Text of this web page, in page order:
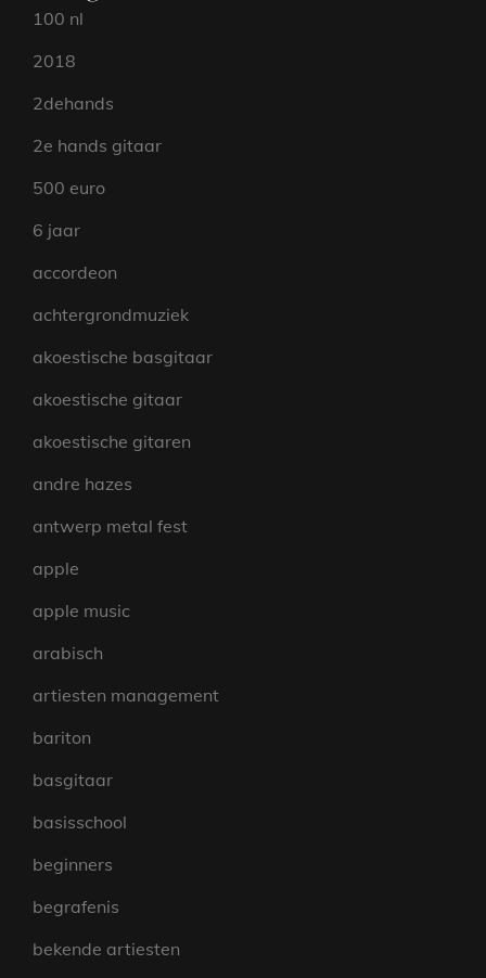
100 nl
2018
2dehands
2e hands gitaar
500 euro
6 jaar
accordeon
achtergrondmuziek
akoestische basgitaar
akoestische gitaar
akoestische gitaren
andre hazes
antwerp metal fest
apple
apple music
arabisch
artiesten management
bariton
basgitaar
basisschool
beginners
begrafenis
bekende artiesten